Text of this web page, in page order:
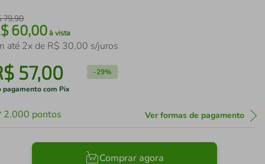
79,90
60,00 à vista
até 2x de R$ 30,00 s/juros
57,00 -29%
pagamento com Pix
2.000 pontos Ver formas de pagamento
Comprar agora